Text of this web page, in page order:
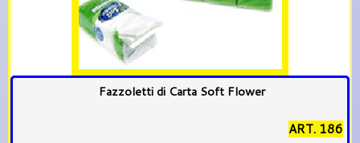
Fazzoletti di Carta Soft Flower
ART. 186